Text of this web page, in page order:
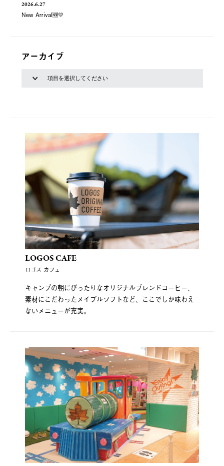
2026.6.27
New Arrival🆕💛
アーカイブ
LOGOS CAFE
ロゴス カフェ
キャンプの朝にぴったりなオリジナルブレンドコーヒー、
素材にこだわったメイプルソフトなど、ここでしか味わえ
ないメニューが充実。